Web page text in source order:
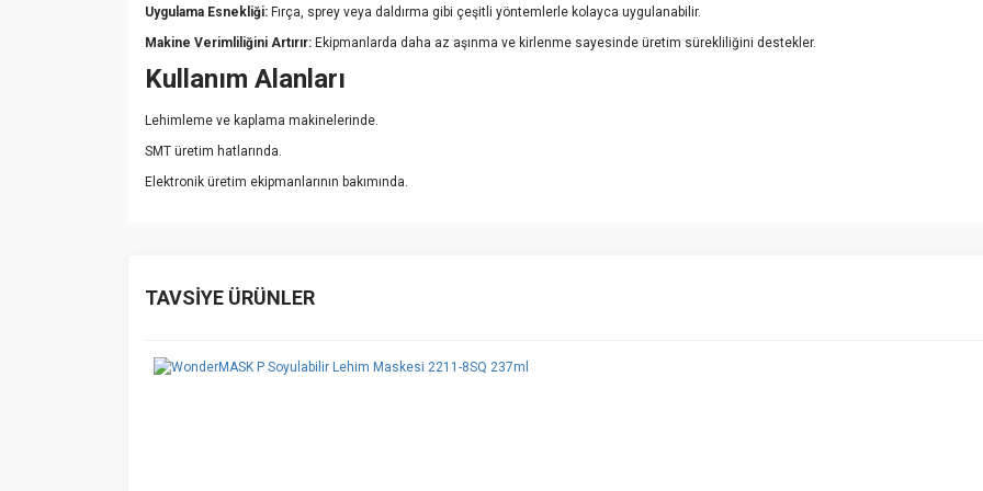
Uygulama Esnekliği: Fırça, sprey veya daldırma gibi çeşitli yöntemlerle kolayca uygulanabilir.
Makine Verimliliğini Artırır: Ekipmanlarda daha az aşınma ve kirlenme sayesinde üretim sürekliliğini destekler.
Kullanım Alanları
Lehimleme ve kaplama makinelerinde.
SMT üretim hatlarında.
Elektronik üretim ekipmanlarının bakımında.
TAVSİYE ÜRÜNLER